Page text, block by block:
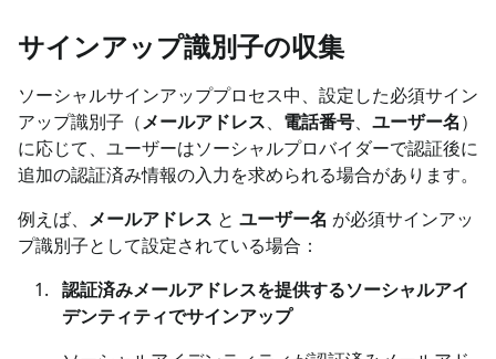
サインアップ識別子の収集
ソーシャルサインアッププロセス中、設定した必須サイン
アップ識別子（メールアドレス、 電話番号、 ユーザー名）
に応じて、ユーザーはソーシャルプロバイダーで認証後に
追加の認証済み情報の入力を求められる場合があります。
例えば、 メールアドレス と ユーザー名 が必須サインアッ
プ識別子として設定されている場合：
認証済みメールアドレスを提供するソーシャルアイ
デンティティでサインアップ